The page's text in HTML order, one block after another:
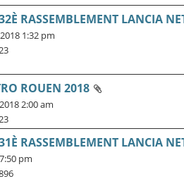
RASSEMBLEMENT LANCIA
1:32 pm
ROUEN 2018
2:00 am
RASSEMBLEMENT LANCIA
pm